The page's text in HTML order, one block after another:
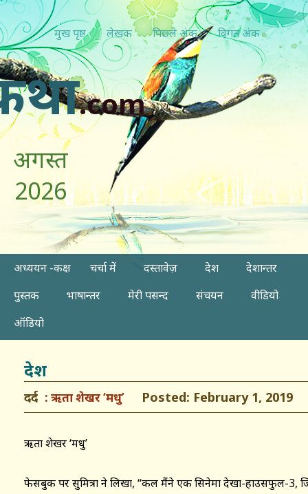
मुख पृष्ठ लेखक पिछ्ले अंक विगत अंक
.com
अगस्त
2026
अध्ययन -कक्ष चर्चा में दस्तावेज़ देश
देशान्तर
पुस्तक
भाषान्तर मेरी पसन्द संचयन
वीडियो
ऑडियो
देश
दर्द ऋता शेखर ‘मधु’ Posted: February 1, 2019
ऋता शेखर ‘मधु’
फेसबुक पर सुमित्रा ने लिखा, ‘‘कल मैंने एक सिनेमा देखा-हाउसफुल-3,